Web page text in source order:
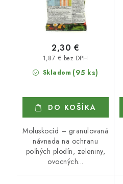
Skladom (95 ks)
1,87 € bez DPH
2,30 €
DO KOŠÍKA
Moluskocíd – granulovaná
návnada na ochranu
poľných plodín, zeleniny,
ovocných...